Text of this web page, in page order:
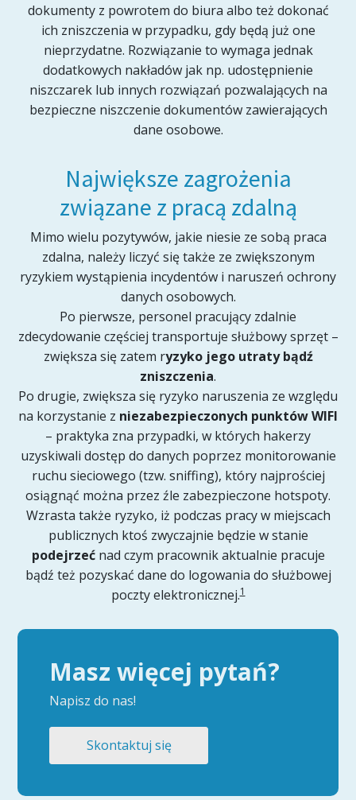
dokumenty z powrotem do biura albo też dokonać
ich zniszczenia w przypadku, gdy będą już one
nieprzydatne. Rozwiązanie to wymaga jednak
dodatkowych nakładów jak np. udostępnienie
niszczarek lub innych rozwiązań pozwalających na
bezpieczne niszczenie dokumentów zawierających
dane osobowe.
Największe zagrożenia
związane z pracą zdalną
Mimo wielu pozytywów, jakie niesie ze sobą praca
zdalna, należy liczyć się także ze zwiększonym
ryzykiem wystąpienia incydentów i naruszeń ochrony
danych osobowych.
Po pierwsze, personel pracujący zdalnie
zdecydowanie częściej transportuje służbowy sprzęt –
zwiększa się zatem ryzyko jego utraty bądź
zniszczenia.
Po drugie, zwiększa się ryzyko naruszenia ze względu
na korzystanie z niezabezpieczonych punktów WIFI
– praktyka zna przypadki, w których hakerzy
uzyskiwali dostęp do danych poprzez monitorowanie
ruchu sieciowego (tzw. sniffing), który najprościej
osiągnąć można przez źle zabezpieczone hotspoty.
Wzrasta także ryzyko, iż podczas pracy w miejscach
publicznych ktoś zwyczajnie będzie w stanie
podejrzećnad czym pracownik aktualnie pracuje
bądź też pozyskać dane do logowania do służbowej
poczty elektronicznej.1
Masz więcej pytań?
Napisz do nas!
Skontaktuj się